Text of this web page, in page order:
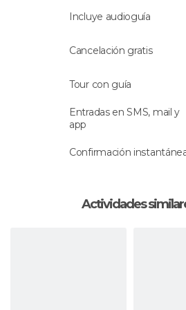
Incluye audioguía
Cancelación gratis
Tour con guía
Entradas en SMS, mail y
app
Confirmación
Actividades